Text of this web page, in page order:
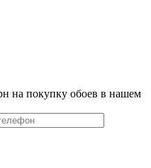
на покупку обоев в нашем